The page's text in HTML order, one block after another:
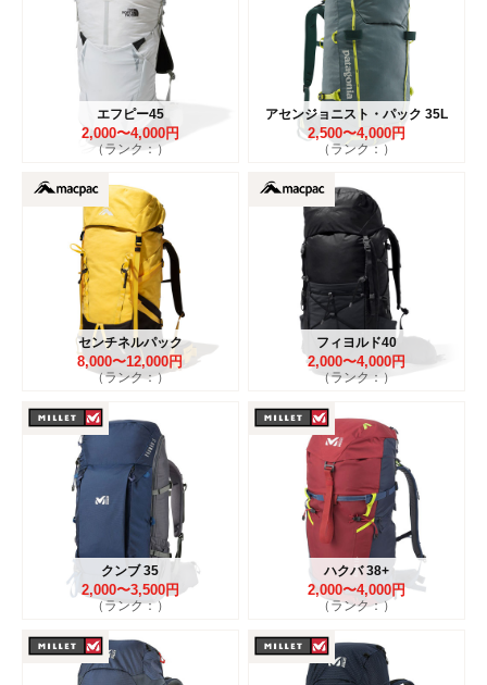
エフピー45
2,000〜4,000円
（ランク：）
アセンジョニスト・パック 35L
2,500〜4,000円
（ランク：）
センチネルパック
8,000〜12,000円
（ランク：）
フィヨルド40
2,000〜4,000円
（ランク：）
クンブ 35
2,000〜3,500円
（ランク：）
ハクバ 38+
2,000〜4,000円
（ランク：）